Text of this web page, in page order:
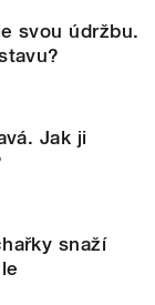
svou údržbu.
Jak ji
snaží